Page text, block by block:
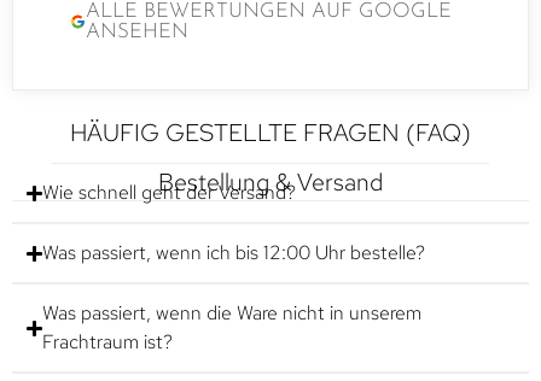
ALLE BEWERTUNGEN AUF GOOGLE
ANSEHEN
HÄUFIG GESTELLTE FRAGEN (FAQ)
Bestellung & Versand
Wie schnell geht der Versand?
Was passiert, wenn ich bis 12:00 Uhr bestelle?
Was passiert, wenn die Ware nicht in unserem
Frachtraum ist?